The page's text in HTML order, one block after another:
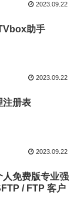
2023.09.22
助手
2023.09.22
注册表
2023.09.22
免费版专业强
/ FTP 客户